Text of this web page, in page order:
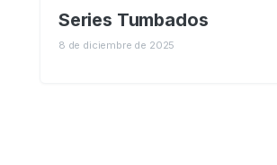
Series Tumbados
8 de diciembre de 2025